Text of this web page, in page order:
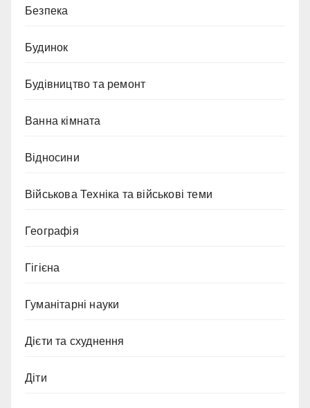
Безпека
Будинок
Будівництво та ремонт
Ванна кімната
Відносини
Військова Техніка та військові теми
Географія
Гігієна
Гуманітарні науки
Дієти та схуднення
Діти